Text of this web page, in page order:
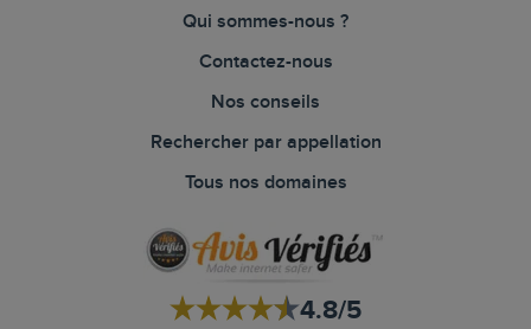
Qui sommes-nous ?
Contactez-nous
Nos conseils
Rechercher par appellation
Tous nos domaines
4.8/5